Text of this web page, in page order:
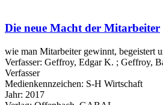
Die neue Macht der Mitarbeiter
wie man Mitarbeiter gewinnt, begeistert
Verfasser: Geffroy, Edgar K. ; Geffroy,
Verfasser
Medienkennzeichen: S-H Wirtschaft
Jahr: 2017